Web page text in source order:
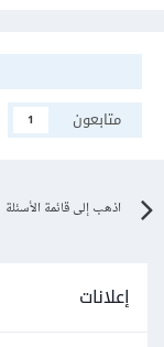
متابعون
1
اذهب إلى قائمة الأسئلة
إعلانات